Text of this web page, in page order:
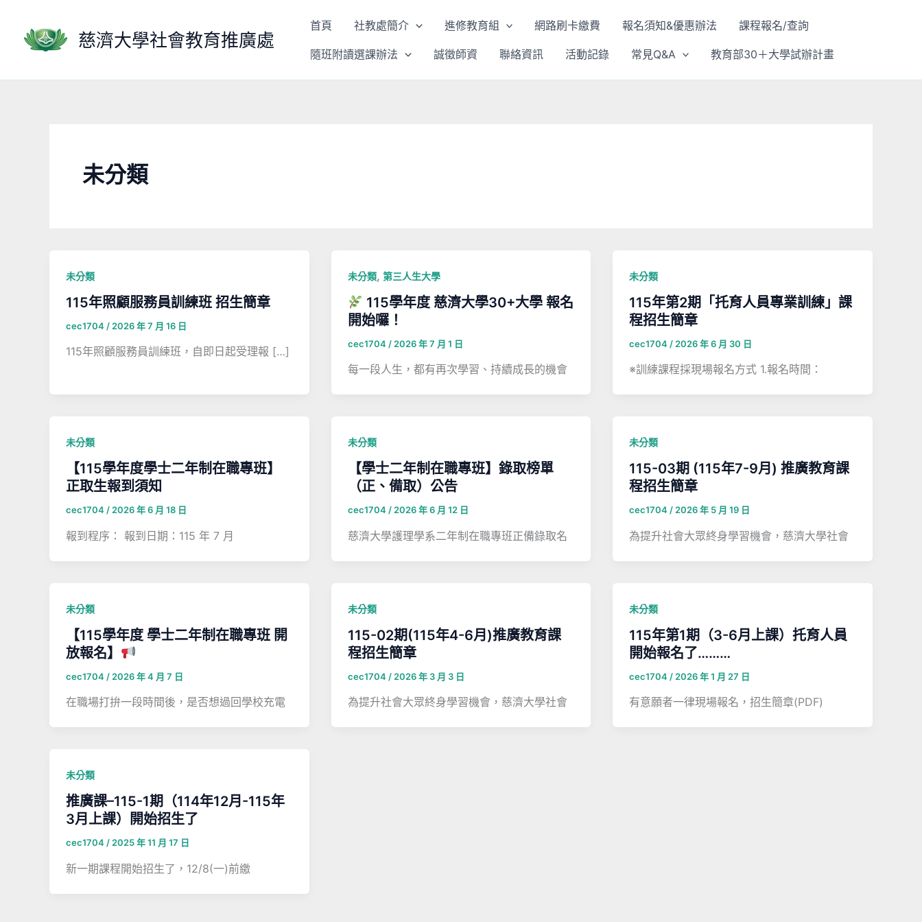
內
慈濟大學社會教育推廣處
首頁 社教處簡介 進修教育組 網路刷卡繳費 報名須知&優惠辦法 課程報名/查詢
隨班附讀選課辦法 誠徵師資 聯絡資訊 活動記錄 常見Q&A 教育部30＋大學試辦計畫
未分類
未分類
115年照顧服務員訓練班 招生簡章
cec1704 / 2026 年 7 月 16 日
115年照顧服務員訓練班，自即日起受理報 […]
未分類, 第三人生大學
115學年度 慈濟大學30+大學 報名
開始囉！
cec1704 / 2026 年 7 月 1 日
每一段人生，都有再次學習、持續成長的機會
未分類
115年第2期「托育人員專業訓練」課
程招生簡章
cec1704 / 2026 年 6 月 30 日
※訓練課程採現場報名方式 1.報名時間：
未分類
【115學年度學士二年制在職專班】
正取生報到須知
cec1704 / 2026 年 6 月 18 日
報到程序： 報到日期：115 年 7 月
未分類
【學士二年制在職專班】錄取榜單
（正、備取）公告
cec1704 / 2026 年 6 月 12 日
慈濟大學護理學系二年制在職專班正備錄取名
未分類
115-03期 (115年7-9月) 推廣教育課
程招生簡章
cec1704 / 2026 年 5 月 19 日
為提升社會大眾終身學習機會，慈濟大學社會
未分類
【115學年度 學士二年制在職專班 開
放報名】
cec1704 / 2026 年 4 月 7 日
在職場打拚一段時間後，是否想過回學校充電
未分類
115-02期(115年4-6月)推廣教育課
程招生簡章
cec1704 / 2026 年 3 月 3 日
為提升社會大眾終身學習機會，慈濟大學社會
未分類
115年第1期（3-6月上課）托育人員
開始報名了………
cec1704 / 2026 年 1 月 27 日
有意願者一律現場報名，招生簡章(PDF)
未分類
推廣課–115-1期（114年12月-115年
3月上課）開始招生了
cec1704 / 2025 年 11 月 17 日
新一期課程開始招生了，12/8(一)前繳